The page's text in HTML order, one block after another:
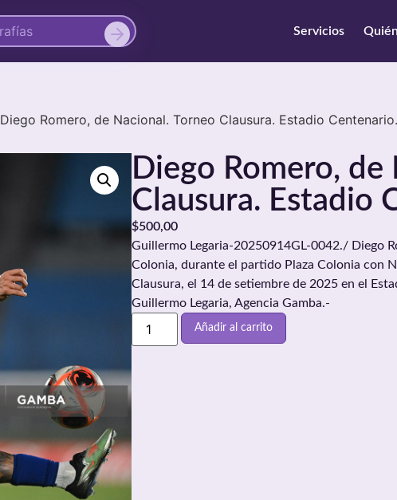
Servicios
Diego Romero, de Nacional. Torneo Clausura. Estadio Centenario.
Diego Romero, de
Clausura. Estadio
$500,00
Guillermo Legaria-20250914GL-0042./ Diego
Colonia, durante el partido Plaza Colonia con
Clausura, el 14 de setiembre de 2025 en el
Guillermo Legaria, Agencia Gamba.-
Añadir al carrito